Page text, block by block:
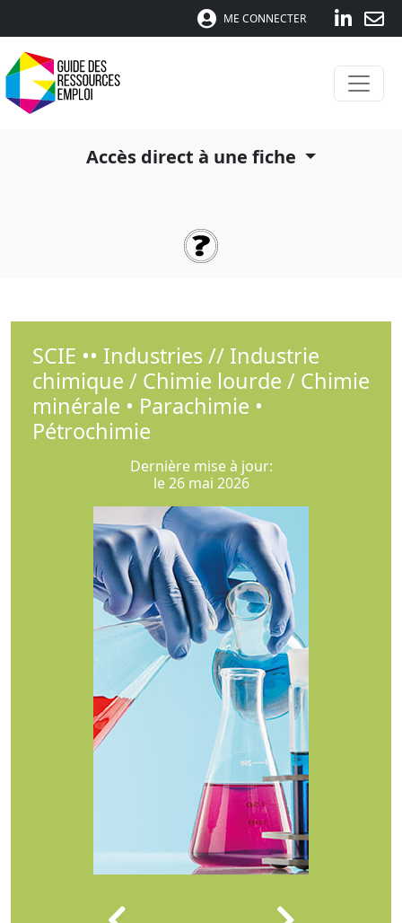
ME CONNECTER
Accès direct à une fiche
SCIE •• Industries // Industrie
chimique / Chimie lourde / Chimie
minérale • Parachimie •
Pétrochimie
Dernière mise à jour:
le 26 mai 2026